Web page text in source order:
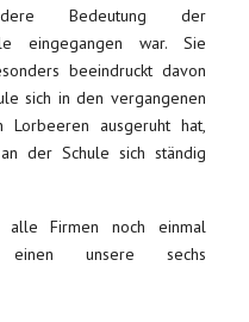
Bedeutung der
eingegangen war. Sie
beeindruckt davon
sich in den vergangenen
Lorbeeren ausgeruht hat,
der Schule sich ständig
Firmen noch einmal
einen unsere sechs